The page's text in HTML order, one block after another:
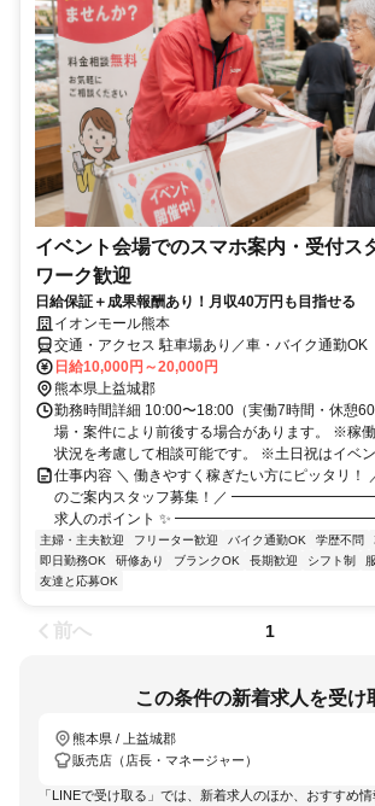
イベント会場でのスマホ案内・受付ス
ワーク歓迎
日給保証＋成果報酬あり！月収40万円も目指せる
イオンモール熊本
交通・アクセス 駐車場あり／車・バイク通勤OK
日給10,000円～20,000円
熊本県上益城郡
勤務時間詳細 10:00〜18:00（実働7時間・休憩
場・案件により前後する場合があります。 ※稼
状況を考慮して相談可能です。 ※土日祝はイベ
仕事内容 ＼ 働きやすく稼ぎたい方にピッタリ！
のご案内スタッフ募集！／
求人のポイント ✨ ━━━━━━━━━━━━━━━
主婦・主夫歓迎 フリーター歓迎 バイク通勤OK 学歴不問
即日勤務OK
研修あり ブランクOK 長期歓迎 シフト制
友達と応募OK
前へ 1
この条件の新着求人を受け
熊本県 / 上益城郡
販売店（店長・マネージャー）
「LINEで受け取る」では、新着求人のほか、おすすめ